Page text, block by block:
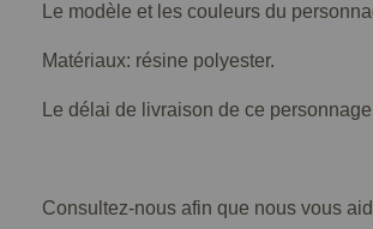
Le modèle et les couleurs du
Matériaux: résine polyester.
Le délai de livraison de ce
Consultez-nous afin que nous vous